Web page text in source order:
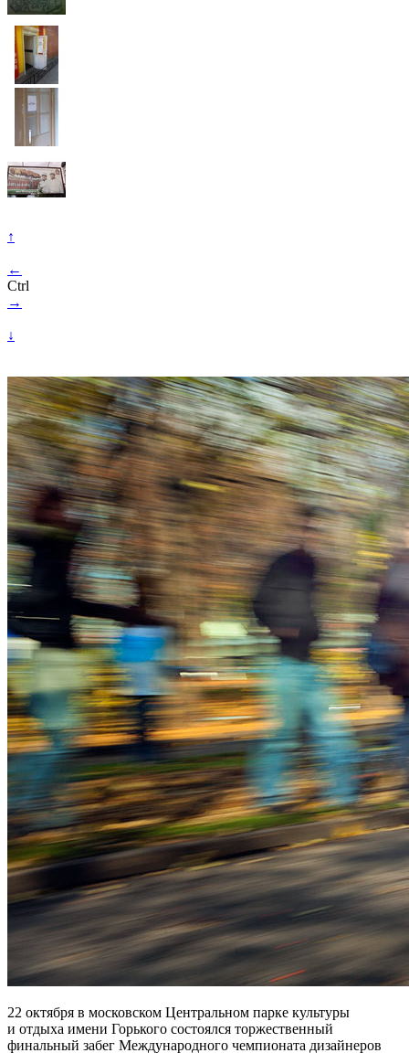
↑
←
Ctrl
→
↓
22 октября в московском Центральном парке культуры
и отдыха имени Горького состоялся торжественный
финальный забег Международного чемпионата дизайнеров